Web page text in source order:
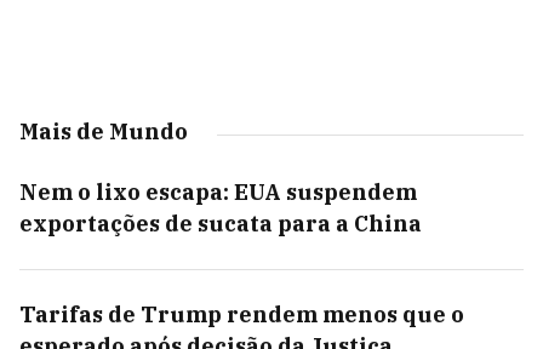
Mais de Mundo
Nem o lixo escapa: EUA suspendem
exportações de sucata para a China
Tarifas de Trump rendem menos que o